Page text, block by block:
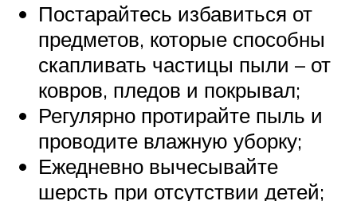
Постарайтесь избавиться от
предметов, которые способны
скапливать частицы пыли – от
ковров, пледов и покрывал;
Регулярно протирайте пыль и
проводите влажную уборку;
Ежедневно вычесывайте
шерсть при отсутствии детей;